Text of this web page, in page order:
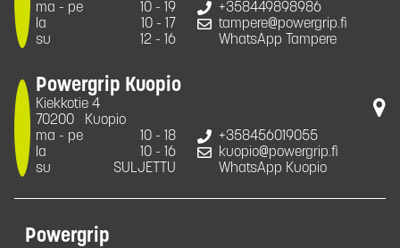
ma - pe
10 - 19
la
10 - 17
su
12 - 16
+358449898986
tampere@powergrip.fi
WhatsApp Tampere
Powergrip Kuopio
Kiekkotie 4
70200
Kuopio
ma - pe
10 - 18
la
10 - 16
su
SULJETTU
+358456019055
kuopio@powergrip.fi
WhatsApp Kuopio
Powergrip